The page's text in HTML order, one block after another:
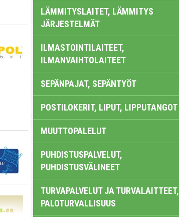
LÄMMITYSLAITET, LÄMMITYS
JÄRJESTELMÄT
ILMASTOINTILAITEET,
ILMANVAIHTOLAITEET
SEPÄNPAJAT, SEPÄNTYÖT
POSTILOKERIT, LIPUT, LIPPUTANGOT
MUUTTOPALELUT
PUHDISTUSPALVELUT,
PUHDISTUSVÄLINEET
TURVAPALVELUT JA TURVALAITTEET,
PALOTURVALLISUUS